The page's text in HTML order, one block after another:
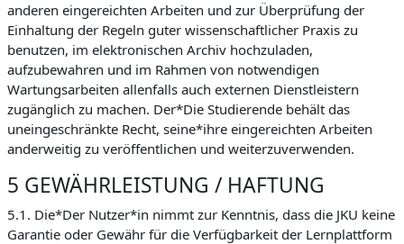
anderen eingereichten Arbeiten und zur Überprüfung der
Einhaltung der Regeln guter wissenschaftlicher Praxis zu
benutzen, im elektronischen Archiv hochzuladen,
aufzubewahren und im Rahmen von notwendigen
Wartungsarbeiten allenfalls auch externen Dienstleistern
zugänglich zu machen. Der*Die Studierende behält das
uneingeschränkte Recht, seine*ihre eingereichten Arbeiten
anderweitig zu veröffentlichen und weiterzuverwenden.
5 GEWÄHRLEISTUNG / HAFTUNG
5.1. Die*Der Nutzer*in nimmt zur Kenntnis, dass die JKU keine
Garantie oder Gewähr für die Verfügbarkeit der Lernplattform